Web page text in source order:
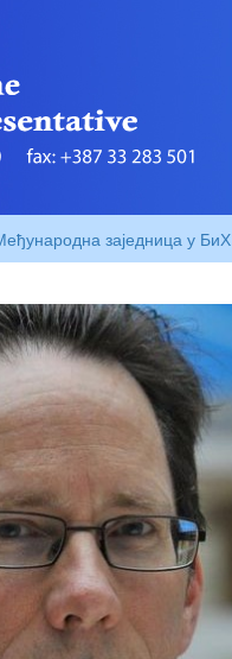
заједница у БиХ